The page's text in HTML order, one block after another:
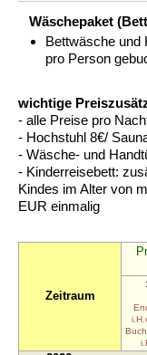
Wäschepaket
Bettwäsche und
pro Person
wichtige
- alle Preise pro
- Hochstuhl 8€/
- Wäsche- und
- Kinderreisebett:
Kindes im Alter von
EUR einmalig
Zeitraum